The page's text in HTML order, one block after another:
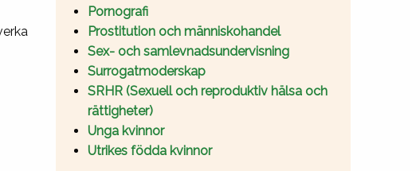
Pornografi
Prostitution och människohandel
Sex- och samlevnadsundervisning
Surrogatmoderskap
SRHR (Sexuell och reproduktiv hälsa och
rättigheter)
Unga kvinnor
Utrikes födda kvinnor